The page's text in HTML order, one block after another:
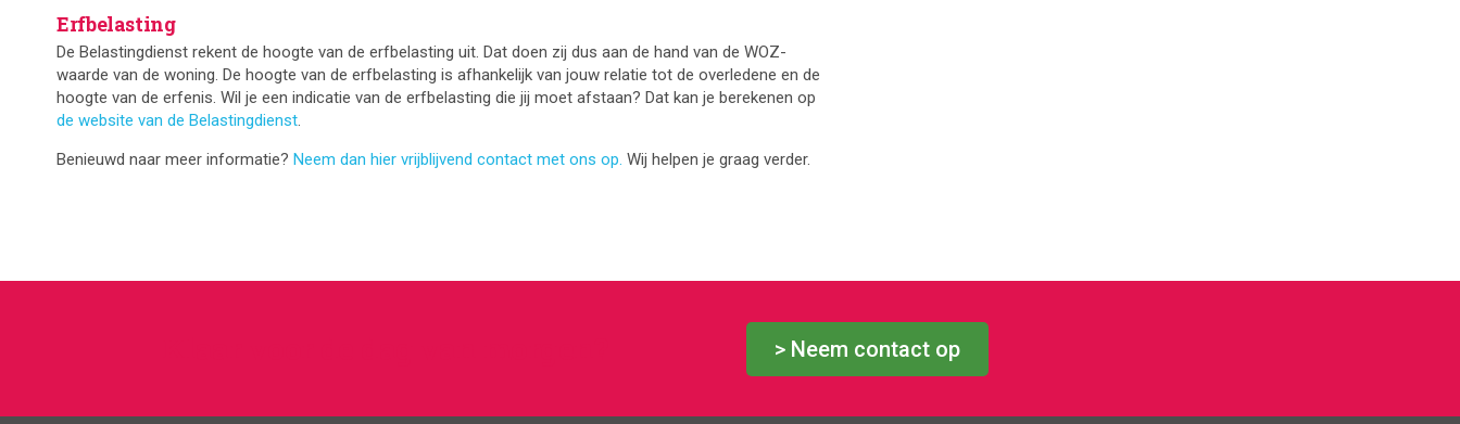
Erfbelasting
De Belastingdienst rekent de hoogte van de erfbelasting uit. Dat doen zij dus aan de hand van de WOZ-
waarde van de woning. De hoogte van de erfbelasting is afhankelijk van jouw relatie tot de overledene en de
hoogte van de erfenis. Wil je een indicatie van de erfbelasting die jij moet afstaan? Dat kan je berekenen op
de website van de Belastingdienst.
Benieuwd naar meer informatie? Neem dan hier vrijblijvend contact met ons op. Wij helpen je graag verder.
> Neem contact op